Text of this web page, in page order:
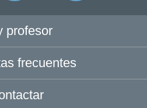
profesor
frecuentes